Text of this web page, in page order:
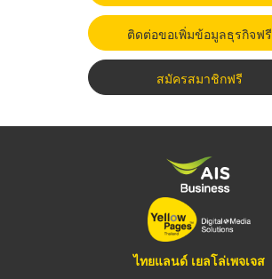
ติดต่อขอเพิ่มข้อมูลธุรกิจฟรี
สมัครสมาชิกฟรี
ไทยแลนด์ เยลโล่เพจเจส